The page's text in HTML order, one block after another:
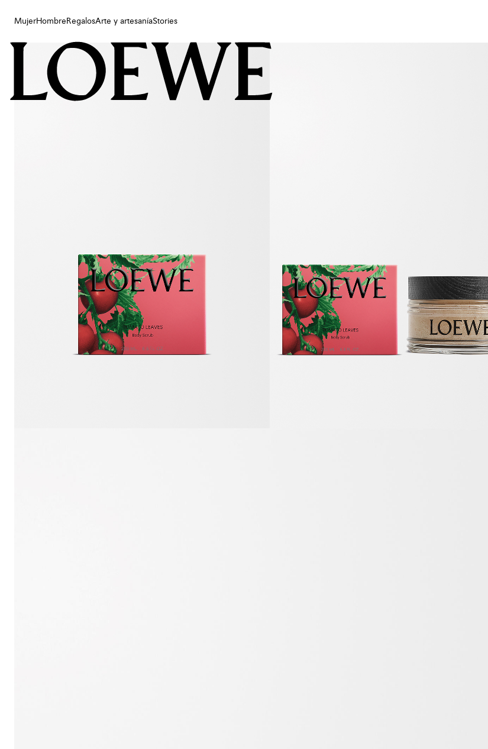
MujerHombre RegalosArte y artesaníaStories
Mujer
Arte y artesanía